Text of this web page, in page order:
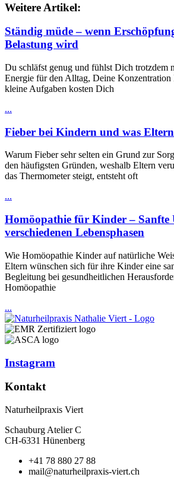
Weitere Artikel:
Ständig müde – wenn
Belastung wird
Du schläfst genug und fühlst Dich trotzdem
Energie für den Alltag, Deine Konzentration
kleine Aufgaben kosten Dich
...
Fieber bei Kindern und was Eltern
Warum Fieber sehr selten ein Grund zur
den häufigsten Gründen, weshalb Eltern
das Thermometer steigt, entsteht oft
...
Homöopathie für Kinder – Sanfte
verschiedenen Lebensphasen
Wie Homöopathie Kinder auf natürliche
Eltern wünschen sich für ihre Kinder eine
Begleitung bei gesundheitlichen
Homöopathie
...
Instagram
Kontakt
Naturheilpraxis Viert
Schauburg Atelier C
CH-6331 Hünenberg
+41 78 880 27 88
mail@naturheilpraxis-viert.ch